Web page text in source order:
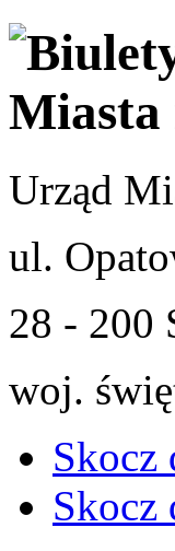
Urząd
ul.
28 - 200
woj.
Skocz
Skocz